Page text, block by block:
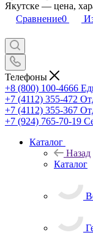
Якутске — цена,
Сравнение0
Телефоны
+8 (800) 100-4666
+7 (4112) 355-472
+7 (4112) 355-367
+7 (924) 765-70-19
Каталог
Назад
Каталог